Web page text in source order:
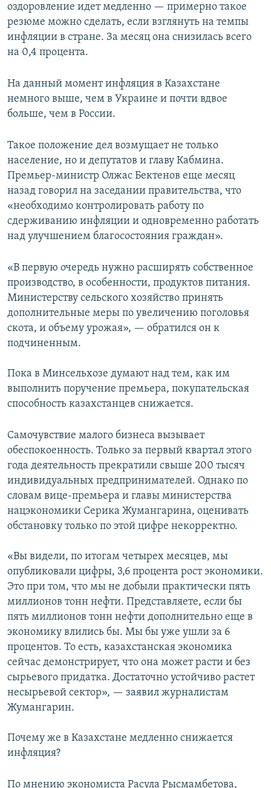
оздоровление идет медленно — примерно такое
резюме можно сделать, если взглянуть на темпы
инфляции в стране. За месяц она снизилась всего
на 0,4 процента.
На данный момент инфляция в Казахстане
немного выше, чем в Украине и почти вдвое
больше, чем в России.
Такое положение дел возмущает не только
население, но и депутатов и главу Кабмина.
Премьер-министр Олжас Бектенов еще месяц
назад говорил на заседании правительства, что
«необходимо контролировать работу по
сдерживанию инфляции и одновременно работать
над улучшением благосостояния граждан».
«В первую очередь нужно расширять собственное
производство, в особенности, продуктов питания.
Министерству сельского хозяйство принять
дополнительные меры по увеличению поголовья
скота, и объему урожая», — обратился он к
подчиненным.
Пока в Минсельхозе думают над тем, как им
выполнить поручение премьера, покупательская
способность казахстанцев снижается.
Самочувствие малого бизнеса вызывает
обеспокоенность. Только за первый квартал этого
года деятельность прекратили свыше 200 тысяч
индивидуальных предпринимателей. Однако по
словам вице-премьера и главы министерства
нацэкономики Серика Жумангарина, оценивать
обстановку только по этой цифре некорректно.
«Вы видели, по итогам четырех месяцев, мы
опубликовали цифры, 3,6 процента рост экономики.
Это при том, что мы не добыли практически пять
миллионов тонн нефти. Представляете, если бы
пять миллионов тонн нефти дополнительно еще в
экономику влились бы. Мы бы уже ушли за 6
процентов. То есть, казахстанская экономика
сейчас демонстрирует, что она может расти и без
сырьевого придатка. Достаточно устойчиво растет
несырьевой сектор», — заявил журналистам
Жумангарин.
Почему же в Казахстане медленно снижается
инфляция?
По мнению экономиста Расула Рысмамбетова,